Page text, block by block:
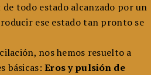
todo estado alcanzado por un
ese estado tan pronto se
nos hemos resuelto a
básicas:Eros y pulsión de